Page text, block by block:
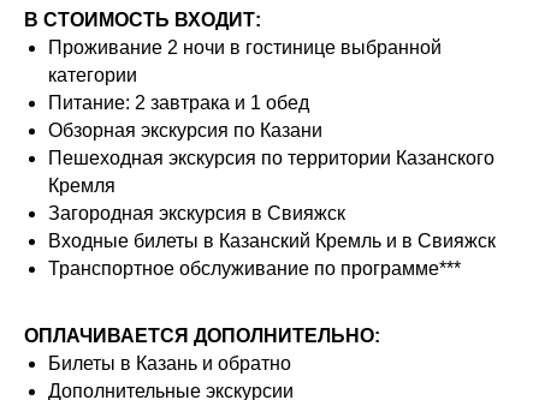
В СТОИМОСТЬ ВХОДИТ:
Проживание 2 ночи в гостинице выбранной
категории
Питание: 2 завтрака и 1 обед
Обзорная экскурсия по Казани
Пешеходная экскурсия по территории Казанского
Кремля
Загородная экскурсия в Свияжск
Входные билеты в Казанский Кремль и в Свияжск
Транспортное обслуживание по программе***
ОПЛАЧИВАЕТСЯ ДОПОЛНИТЕЛЬНО:
Билеты в Казань и обратно
Дополнительные экскурсии